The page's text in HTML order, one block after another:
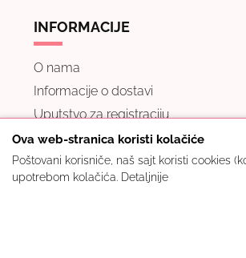
INFORMACIJE
O nama
Informacije o dostavi
Uputstvo za registraciju
Kako kupiti
Najčešća pitanja
Ova web-stranica koristi kolačiće
Poštovani korisniče, naš sajt koristi cookies
upotrebom kolačića. Detaljnije